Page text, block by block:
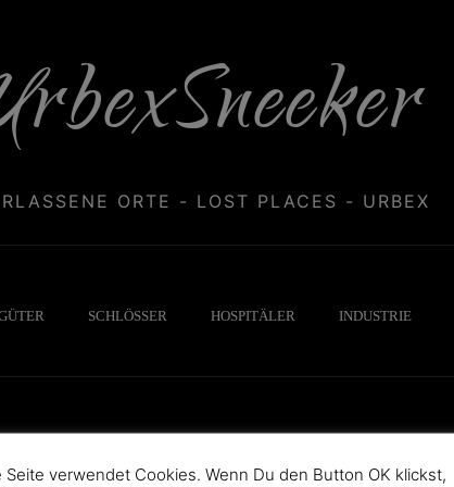
ORTE - LOST PLACES - URBEX
SCHLÖSSER HOSPITÄLER INDUSTRIE
Seite verwendet Cookies. Wenn Du den Button OK klickst,